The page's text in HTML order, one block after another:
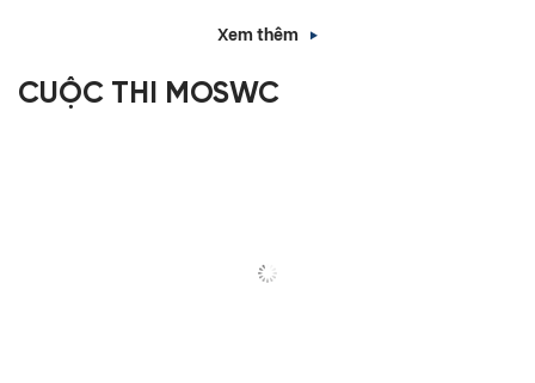
Xem thêm
CUỘC THI MOSWC